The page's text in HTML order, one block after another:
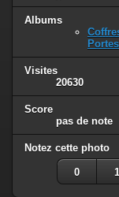
Albums
Visites
20630
Score
pas de note
Notez cette photo
0 1